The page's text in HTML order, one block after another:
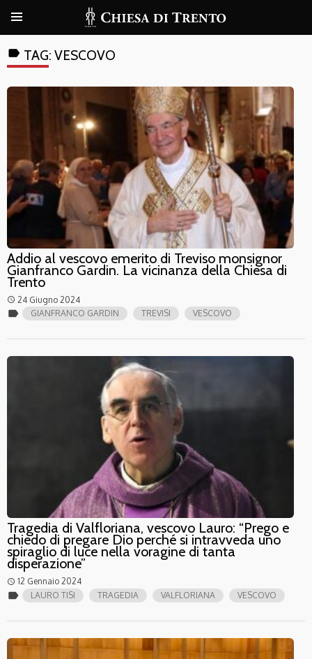
label TAG: VESCOVO
Addio al vescovo emerito di Treviso monsignor
Gianfranco Gardin. La vicinanza della Chiesa di
Trento
access_time 24 Giugno 2024
label GIANFRANCO GARDIN TREVISI VESCOVO
Tragedia di Valfloriana, vescovo Lauro: “Prego e
chiedo di pregare Dio perché si intravveda uno
spiraglio di luce nella voragine di tanta
disperazione”
access_time 12 Gennaio 2024
label LAURO TISI TRAGEDIA VALFLORIANA VESCOVO